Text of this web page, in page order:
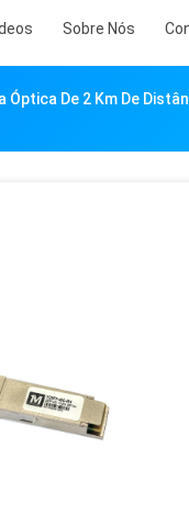
Sobre Nós
De 2 Km De